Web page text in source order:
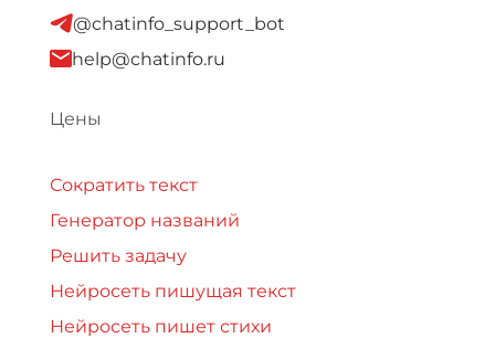
@chatinfo_support_bot
help@chatinfo.ru
Цены
Сократить текст
Генератор названий
Решить задачу
Нейросеть пишущая текст
Нейросеть пишет стихи